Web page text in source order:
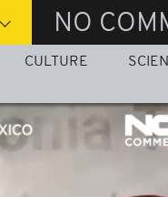
NO
CULTURE